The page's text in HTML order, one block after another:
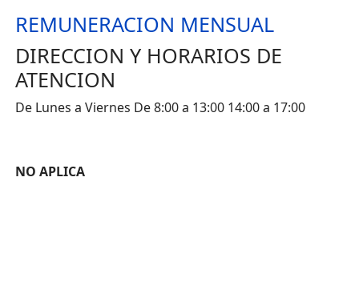
REMUNERACION MENSUAL
DIRECCION Y HORARIOS DE
ATENCION
De Lunes a Viernes De 8:00 a 13:00 14:00 a 17:00
NO APLICA